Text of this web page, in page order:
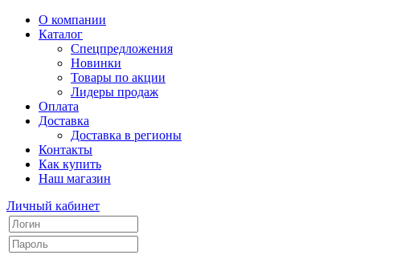
О компании
Каталог
Спецпредложения
Новинки
Товары по акции
Лидеры продаж
Оплата
Доставка
Доставка в регионы
Контакты
Как купить
Наш магазин
Личный кабинет